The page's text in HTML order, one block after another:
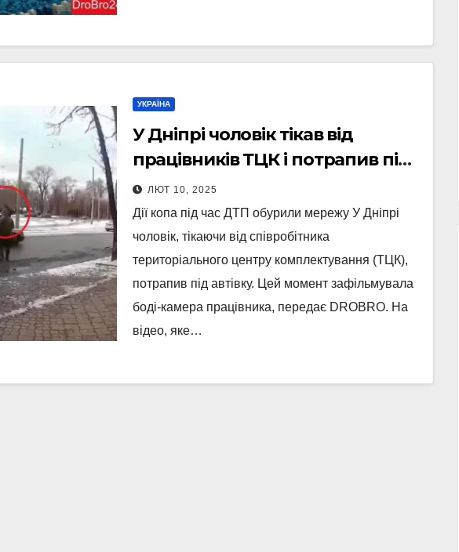
УКРАЇНА
У Дніпрі чоловік тікав від
працівників ТЦК і потрапив під
авто (Відео)
ЛЮТ 10, 2025
Дії копа під час ДТП обурили мережу У Дніпрі
чоловік, тікаючи від співробітника
територіального центру комплектування (ТЦК),
потрапив під автівку. Цей момент зафільмувала
боді-камера працівника, передає DROBRO. На
відео, яке…